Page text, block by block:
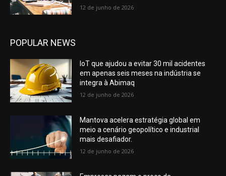
12 de junho de 2026
POPULAR NEWS
IoT que ajudou a evitar 30 mil acidentes
em apenas seis meses na indústria se
integra à Abimaq
12 de junho de 2026
Mantova acelera estratégia global em
meio a cenário geopolítico e industrial
mais desafiador.
12 de junho de 2026